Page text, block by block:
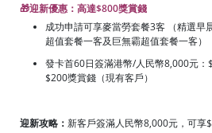
🎁迎新優惠：高達$800獎賞錢
成功申請可享麥當勞套餐3客 （精選早
超值套餐一客及巨無霸超值套餐一客）
發卡首60日簽滿港幣/人民幣8,000元：
$200獎賞錢（現有客戶）
迎新攻略： 新客戶簽滿人民幣8,000元，可享